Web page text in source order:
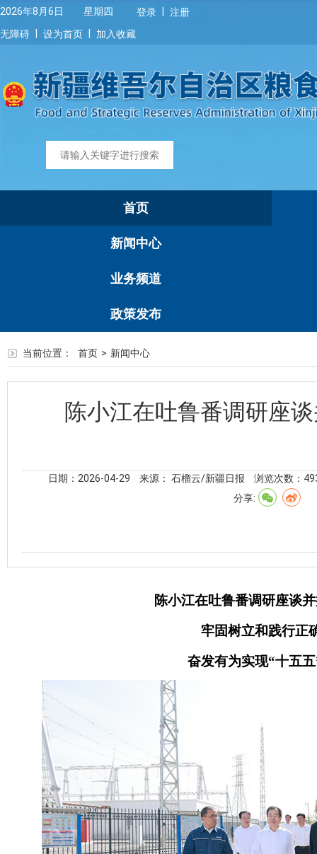
2026年8月6日 星期四 登录
注册
无障碍
设为首页 加入收藏
首页
新闻中心
业务频道
政策发布
当前位置： 首页 > 新闻中心
陈小江在吐鲁番调研座
日期：2026-04-29 来源： 石榴云/新疆日报 浏览次数：
分享:
陈小江在吐鲁番调研座谈
牢固树立和践行正
奋发有为实现“十五